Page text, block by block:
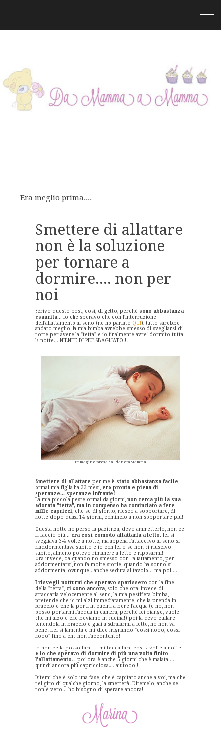
Era meglio prima....
Smettere di allattare
non è la soluzione
per tornare a
dormire.... non per
noi
Scrivo questo post, così, di getto, perché sono abbastanza
esaurita... io che speravo che con l'interruzione
dell'allattamento al seno (ne ho parlato QUI), tutto sarebbe
andato meglio, la mia bimba avrebbe smesso di svegliarsi di
notte per avere la "tetta" e io finalmente avrei dormito tutta
la notte... NIENTE DI PIU' SBAGLIATO!!!
Immagine presa da PianetaMamma
Smettere di allattare per me è stato abbastanza facile
ormai mia figlia ha 33 mesi, ero pronta e piena di
speranze... speranze infrante!
La mia piccola peste ormai da giorni, non cerca più la sua
adorata "tetta", ma in compenso ha cominciato a fere
mille capricci, che se di giorno, riesco a sopportare, di
notte dopo quasi 14 giorni, comincio a non sopportare più!
Questa notte ho perso la pazienza, devo ammetterlo, non ce
la faccio più... era così comodo allattarla a letto, lei si
svegliava 3-4 volte a notte, ma appena l'attaccavo al seno si
riaddormentava subito e io con lei o se non ci riuscivo
subito, almeno potevo rimanere a letto e riposarmi!
Ora invece, da quando ho smesso con l'allattamento, per
addormentarsi, non fa molte storie, quando ha sonno si
addormenta, ovunque...anche seduta al tavolo... ma poi....
I risvegli notturni che speravo sparissero con la fine
della "tetta", ci sono ancora , solo che ora, invece di
attaccarla velocemente al seno, la mia pestifera bimba,
pretende che io mi alzi immediatamente, che la prenda in
braccio e che la porti in cucina a bere l'acqua (e no, non
posso portarmi l'acqua in camera, perché lei piange, vuole
che mi alzo e che beviamo in cucina!) poi la devo cullare
tenendola in braccio e guai a sdraiarmi a letto, no non va
bene! Lei si lamenta e mi dice frignando "cossi nooo, cossi
nooo" fino a che non l'accontento!
Io non ce la posso fare.... mi tocca fare così 2 volte a notte...
e io che speravo di dormire di più una volta finito
l'allattamento... poi ora è anche 5 giorni che è malata....
quindi ancora più capricciosa.... aiutooo!!!
Ditemi che è solo una fase, che è capitato anche a voi, ma che
nel giro di qualche giorno, la smetterà! Ditemelo, anche se
non è vero... ho bisogno di sperare ancora!